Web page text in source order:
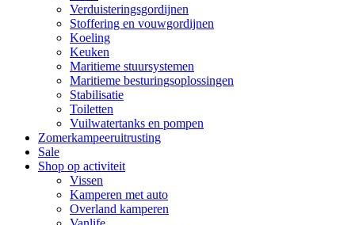
Verduisteringsgordijnen
Stoffering en vouwgordijnen
Koeling
Keuken
Maritieme stuursystemen
Maritieme besturingsoplossingen
Stabilisatie
Toiletten
Vuilwatertanks en pompen
Zomerkampeeruitrusting
Sale
Shop op activiteit
Vissen
Kamperen met auto
Overland kamperen